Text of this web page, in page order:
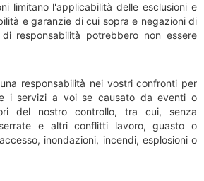
limitano l'applicabilità delle esclusioni e
e garanzie di cui sopra e negazioni di
responsabilità potrebbero non essere
responsabilità nei vostri confronti per
i servizi a voi se causato da eventi o
del nostro controllo, tra cui, senza
e altri conflitti lavoro, guasto o
inondazioni, incendi, esplosioni o